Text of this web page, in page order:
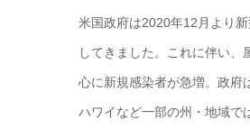
米国政府は2020年12月より
してきました。これに伴い
心に新規感染者が急増。政府
ハワイなど一部の州・地域で